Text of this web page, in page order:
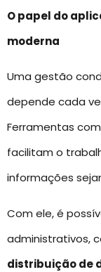
O papel do
moderna
Uma gestão
depende cada
Ferramentas
facilitam o
informações
Com ele, é
administrativos,
distribuição de